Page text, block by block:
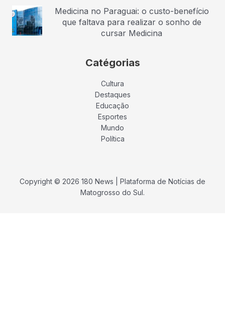
Medicina no Paraguai: o custo-benefício
que faltava para realizar o sonho de
cursar Medicina
Catégorias
Cultura
Destaques
Educação
Esportes
Mundo
Política
Copyright © 2026 180 News | Plataforma de Notícias de
Matogrosso do Sul.